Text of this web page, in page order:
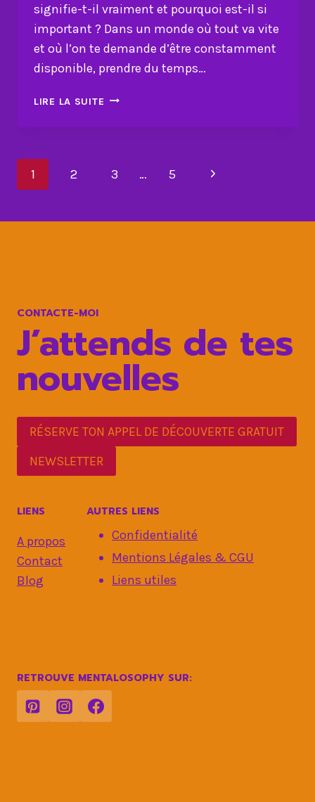
signifie-t-il vraiment et pourquoi est-il si
important ? Dans un monde où tout va vite
et où l’on te demande d’être constamment
disponible, prendre du temps…
LIRE LA SUITE COMMENT
ÉNORMÉMENT
Navigation
de
1 2 3 … 5
Page
CONTACTE-MOI
J’attends de tes
nouvelles
RÉSERVE TON APPEL DE DÉCOUVERTE GRATUIT
NEWSLETTER
LIENS
A propos
Contact
Blog
AUTRES LIENS
Confidentialité
Mentions Légales & CGU
Liens utiles
RETROUVE MENTALOSOPHY SUR: